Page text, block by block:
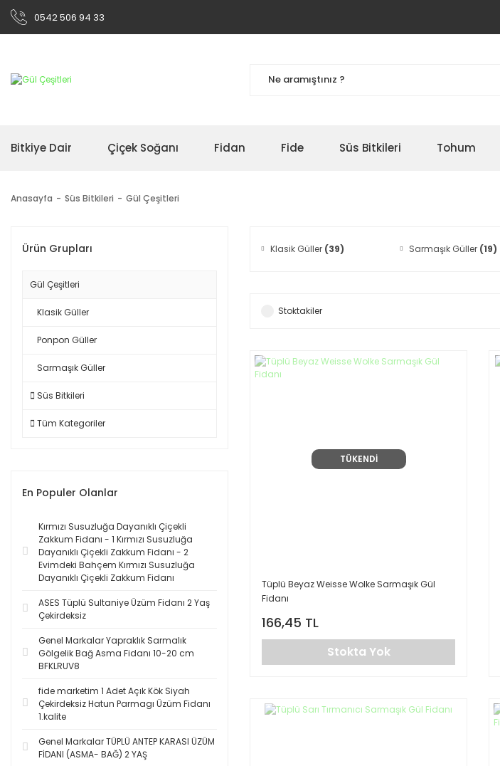
0542 506 94 33
Bitkiye Dair Çiçek Soğanı Fidan Fide Süs Bitkileri Tohum
Anasayfa Süs Bitkileri Gül Çeşitleri
Ürün Grupları
Gül Çeşitleri
Klasik Güller
Ponpon Güller
Sarmaşık Güller
Süs Bitkileri
Tüm Kategoriler
En Populer Olanlar
Kırmızı Susuzluğa Dayanıklı Çiçekli
Zakkum Fidanı - 1 Kırmızı Susuzluğa
Dayanıklı Çiçekli Zakkum Fidanı - 2
Evimdeki Bahçem Kırmızı Susuzluğa
Dayanıklı Çiçekli Zakkum Fidanı
ASES Tüplü Sultaniye Üzüm Fidanı 2 Yaş
Çekirdeksiz
Genel Markalar Yapraklık Sarmalık
Gölgelik Bağ Asma Fidanı 10-20 cm
BFKLRUV8
fide marketim 1 Adet Açık Kök Siyah
Çekirdeksiz Hatun Parmagı Üzüm Fidanı
1.kalite
Genel Markalar TÜPLÜ ANTEP KARASI ÜZÜM
FİDANI (ASMA- BAĞ) 2 YAŞ
Klasik Güller (39) Sarmaşık Güller (19)
Stoktakiler
TÜKENDİ
Tüplü Beyaz Weisse Wolke Sarmaşık Gül
Fidanı
166,45 TL
Stokta Yok